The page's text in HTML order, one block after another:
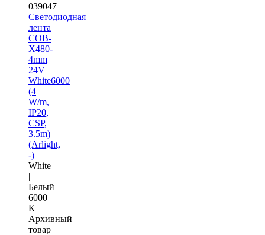
039047
Светодиодная
лента
COB-
X480-
4mm
24V
White6000
(4
W/m,
IP20,
CSP,
3.5m)
(Arlight,
-)
White
|
Белый
6000
K
Архивный
товар